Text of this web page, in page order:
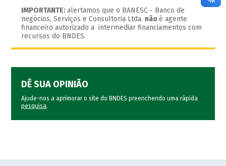
IMPORTANTE:alertamos que o BANESC - Banco de
negócios, Serviços e Consultoria Ltda. nãoé agente
financeiro autorizado a intermediar financiamentos com
recursos do BNDES.
DÊ SUA OPINIÃO
Ajude-nos a aprimorar o site do BNDES preenchendo uma rápida
pesquisa.